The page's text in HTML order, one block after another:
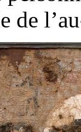
de